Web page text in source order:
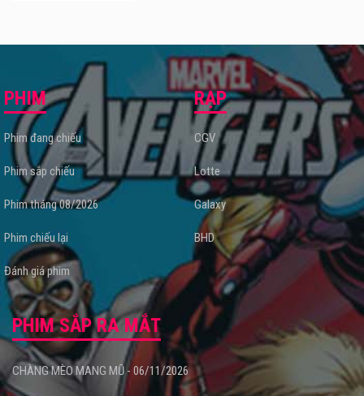
PHIM
Phim đang chiếu
Phim sắp chiếu
Phim tháng 08/2026
Phim chiếu lại
Đánh giá phim
RẠP
CGV
Lotte
Galaxy
BHD
PHIM SẮP RA MẮT
CHÀNG MÈO MANG MŨ - 06/11/2026